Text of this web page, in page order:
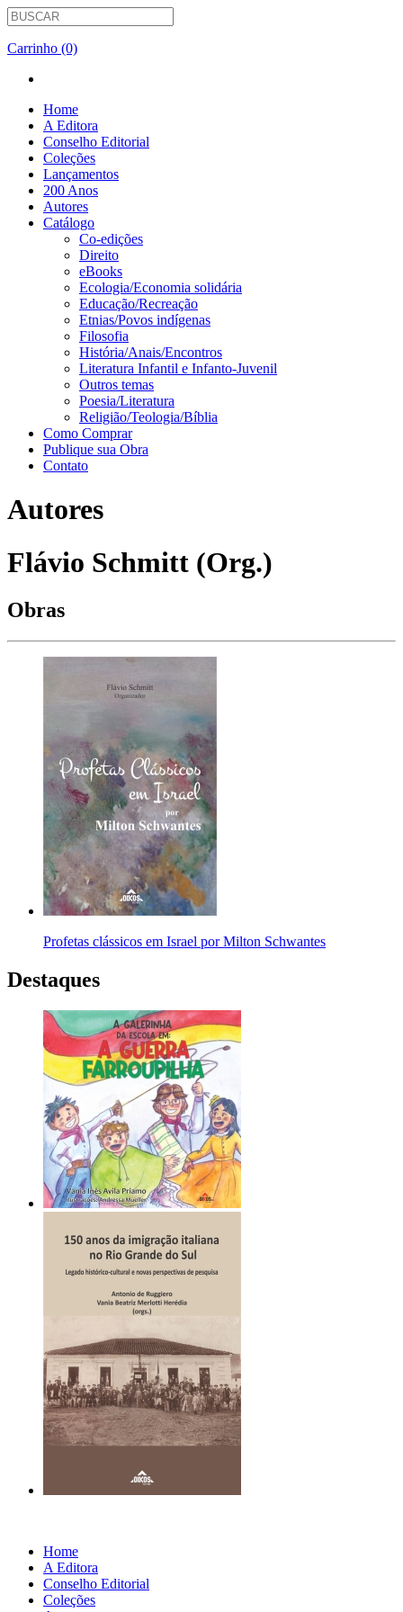
Carrinho (0)
Home
A Editora
Conselho Editorial
Coleções
Lançamentos
200 Anos
Autores
Catálogo
Co-edições
Direito
eBooks
Ecologia/Economia solidária
Educação/Recreação
Etnias/Povos indígenas
Filosofia
História/Anais/Encontros
Literatura Infantil e Infanto-Juvenil
Outros temas
Poesia/Literatura
Religião/Teologia/Bíblia
Como Comprar
Publique sua Obra
Contato
Autores
Flávio Schmitt (Org.)
Obras
Profetas clássicos em Israel por Milton Schwantes
Destaques
Home
A Editora
Conselho Editorial
Coleções